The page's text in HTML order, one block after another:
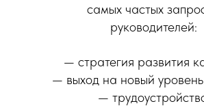
самых частых
руководителей:
— стратегия развития
— выход на новый
—